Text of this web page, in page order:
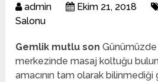
admin Ekim 21, 2018
Salonu
Gemlik mutlu son Günümüzde
merkezinde masaj koltuğu
amacının tam olarak